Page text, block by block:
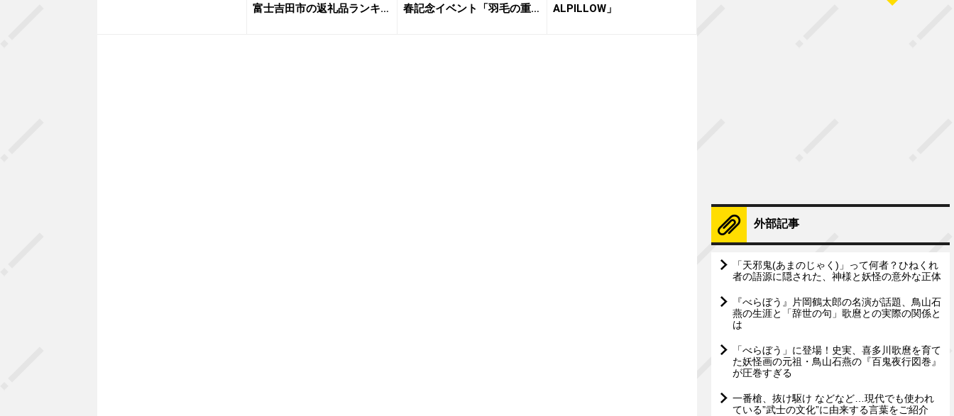
富士吉田市の返礼品ランキ
春記念イベント「羽毛の重
ALPILLOW」
外部記事
「天邪鬼(あまのじゃく)」って何者？ひねくれ
者の語源に隠された、神様と妖怪の意外な正体
『べらぼう』片岡鶴太郎の名演が話題、鳥山石
燕の生涯と「辞世の句」歌麿との実際の関係と
は
「べらぼう」に登場！史実、喜多川歌麿を育て
た妖怪画の元祖・鳥山石燕の『百鬼夜行図巻』
が圧巻すぎる
一番槍、抜け駆け などなど…現代でも使われ
ている”武士の文化”に由来する言葉をご紹介